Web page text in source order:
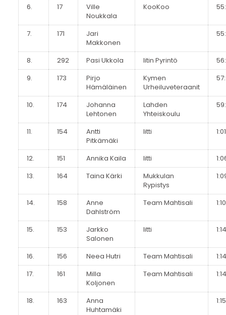
6.
17
Ville
Noukkala
KooKoo
7. 171
Jari
Makkonen
8. 292 Pasi Ukkola Iitin Pyrintö
9.
173
Pirjo
Hämäläinen
Kymen
Urheiluveteraanit
10. 174
Johanna
Lehtonen
Lahden
Yhteiskoulu
11. 154
Antti
Pitkämäki
Iitti
12. 151 Annika Kaila Iitti
13.
164 Taina Kärki
Mukkulan
Rypistys
14. 158
Anne
Dahlström
Team Mahtisali
15. 153
Jarkko
Salonen
Iitti
16. 156 Neea Hutri Team Mahtisali
17.
161
Milla
Koljonen
Team Mahtisali
18. 163
Anna
Huhtamäki